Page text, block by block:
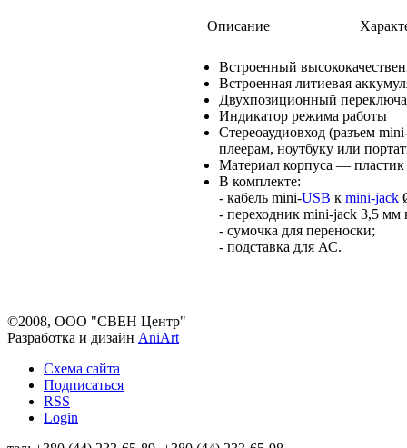
Описание
Встроенный
Встроенная литиевая
Двухпозиционный
Индикатор режима работы
Стереоаудиовход (разъем
плеерам, ноутбуку или
Материал корпуса —
В комплекте:
- кабель mini-USB к mini-jack
- переходник mini-jack 3,5
- сумочка для переноски;
- подставка для АС.
©2008, ООО "СВЕН Центр"
Разработка и дизайн AniArt
Схема сайта
Подписаться
RSS
Login